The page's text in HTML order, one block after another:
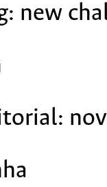
new